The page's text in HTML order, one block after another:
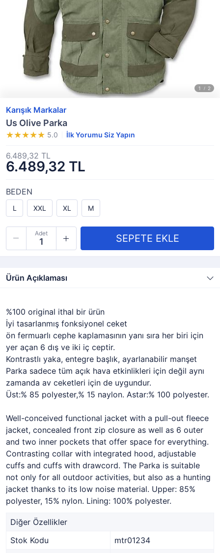
Karışık Markalar
Us Olive Parka
5.0 İlk Yorumu Siz Yapın
6.489,32 TL
6.489,32 TL
BEDEN
L XXL XL M
Adet
Ürün Açıklaması
%100 original ithal bir ürün
İyi tasarlanmış fonksiyonel ceket
ön fermuarlı cephe kaplamasının yanı sıra her biri için
yer açan 6 dış ve iki iç ceptir.
Kontrastlı yaka, entegre başlık, ayarlanabilir manşet
Parka sadece tüm açık hava etkinlikleri için değil aynı
zamanda av ceketleri için de uygundur.
Üst:% 85 polyester,% 15 naylon. Astar:% 100 polyester.
Well-conceived functional jacket with a pull-out fleece
jacket, concealed front zip closure as well as 6 outer
and two inner pockets that offer space for everything.
Contrasting collar with integrated hood, adjustable
cuffs and cuffs with drawcord. The Parka is suitable
not only for all outdoor activities, but also as a hunting
jacket thanks to its low noise material. Upper: 85%
polyester, 15% nylon. Lining: 100% polyester.
Diğer Özellikler
Stok Kodu
mtr01234